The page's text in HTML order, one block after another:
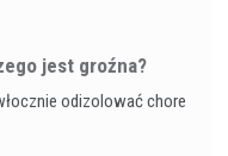
jest groźna?
odizolować chore